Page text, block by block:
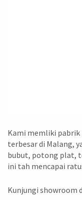
Kami memliki pabrik
terbesar di Malang,
bubut, potong plat,
ini tah mencapai
Kunjungi showroom